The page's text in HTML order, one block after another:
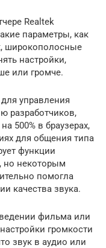
Realtek
параметры, как
широкополосные
настройки,
или громче.
управления
разработчиков,
500% в браузерах,
для общения типа
функции
но некоторым
помогла
качества звука.
фильма или
громкости
звук в аудио или